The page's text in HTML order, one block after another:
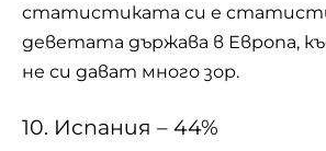
статистиката си е
деветата държава в Европа,
не си дават много зор.
10. Испания – 44%